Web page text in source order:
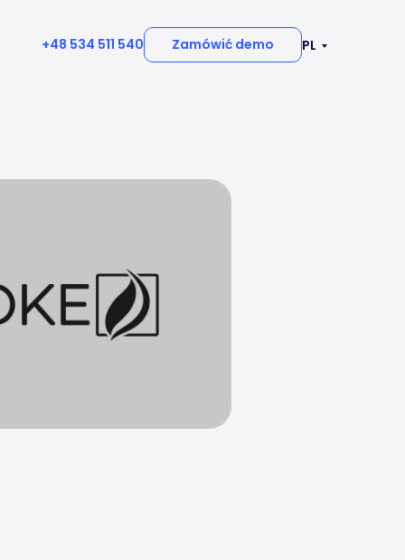
+48 534 511 540 Zamówić demo PL